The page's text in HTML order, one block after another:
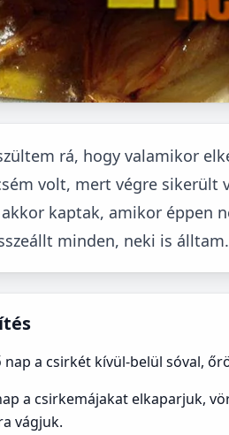
rá, hogy valamikor
volt, mert végre
kaptak, amikor éppen
minden, neki is álltam.
nap a csirkét kívül-belül sóval,
a csirkemájakat elkaparjuk,
vágjuk.